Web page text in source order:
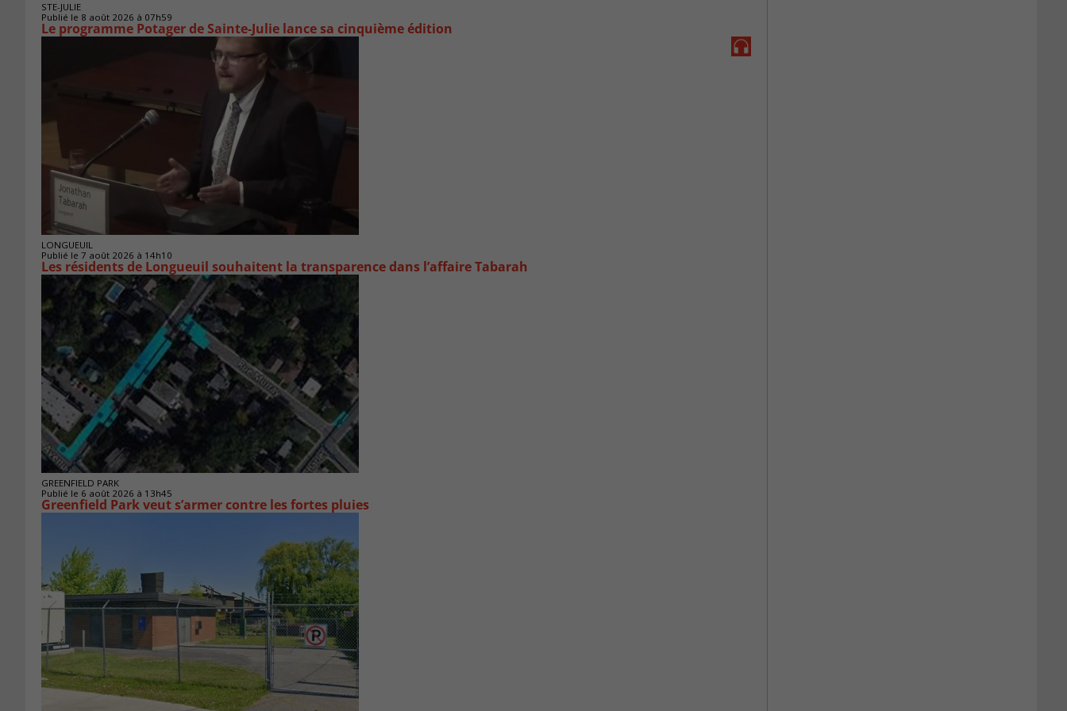
STE-JULIE
Publié le 8 août 2026 à 07h59
Le programme Potager de Sainte-Julie lance sa cinquième édition
LONGUEUIL
Publié le 7 août 2026 à 14h10
Les résidents de Longueuil souhaitent la transparence dans l’affaire Tabarah
GREENFIELD PARK
Publié le 6 août 2026 à 13h45
Greenfield Park veut s’armer contre les fortes pluies